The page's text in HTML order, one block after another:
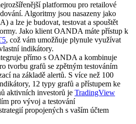
platformou pro retailové
Algoritmy jsou nasazeny jako
a lze je budovat, testovat a spouštět
Jako klient OANDA máte přístup k
, což vám umožňuje plynule využívat
indikátory.
přímo s OANDA a kombinuje
tvorbu grafů se zpětným testováním
na základě alertů. S více než 100
12 typy grafů a přístupem ke
aktivních investorů je TradingView
pro vývoj a testování
propojených s vaším účtem